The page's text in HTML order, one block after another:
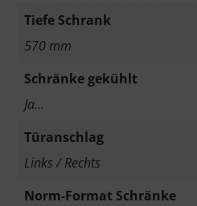
Tiefe Schrank
570 mm
Schränke gekühlt
Ja…
Türanschlag
Links / Rechts
Norm-Format Schränke